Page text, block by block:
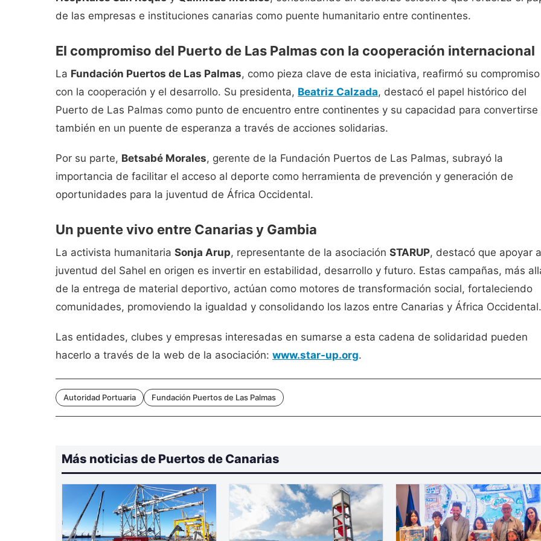
de las empresas e instituciones canarias como puente humanitario entre continentes.
El compromiso del Puerto de Las Palmas con la cooperación internacional
La Fundación Puertos de Las Palmas, como pieza clave de esta iniciativa, reafirmó su compromiso
con la cooperación y el desarrollo. Su presidenta, Beatriz Calzada, destacó el papel histórico del
Puerto de Las Palmas como punto de encuentro entre continentes y su capacidad para convertirse
también en un puente de esperanza a través de acciones solidarias.
Por su parte, Betsabé Morales, gerente de la Fundación Puertos de Las Palmas, subrayó la
importancia de facilitar el acceso al deporte como herramienta de prevención y generación de
oportunidades para la juventud de África Occidental.
Un puente vivo entre Canarias y Gambia
La activista humanitaria Sonja Arup, representante de la asociación STARUP, destacó que apoyar
juventud del Sahel en origen es invertir en estabilidad, desarrollo y futuro. Estas campañas, más
de la entrega de material deportivo, actúan como motores de transformación social, fortaleciendo
comunidades, promoviendo la igualdad y consolidando los lazos entre Canarias y África Occidental.
Las entidades, clubes y empresas interesadas en sumarse a esta cadena de solidaridad pueden
hacerlo a través de la web de la asociación: www.star-up.org.
Autoridad Portuaria Fundación Puertos de Las Palmas
Más noticias de Puertos de Canarias